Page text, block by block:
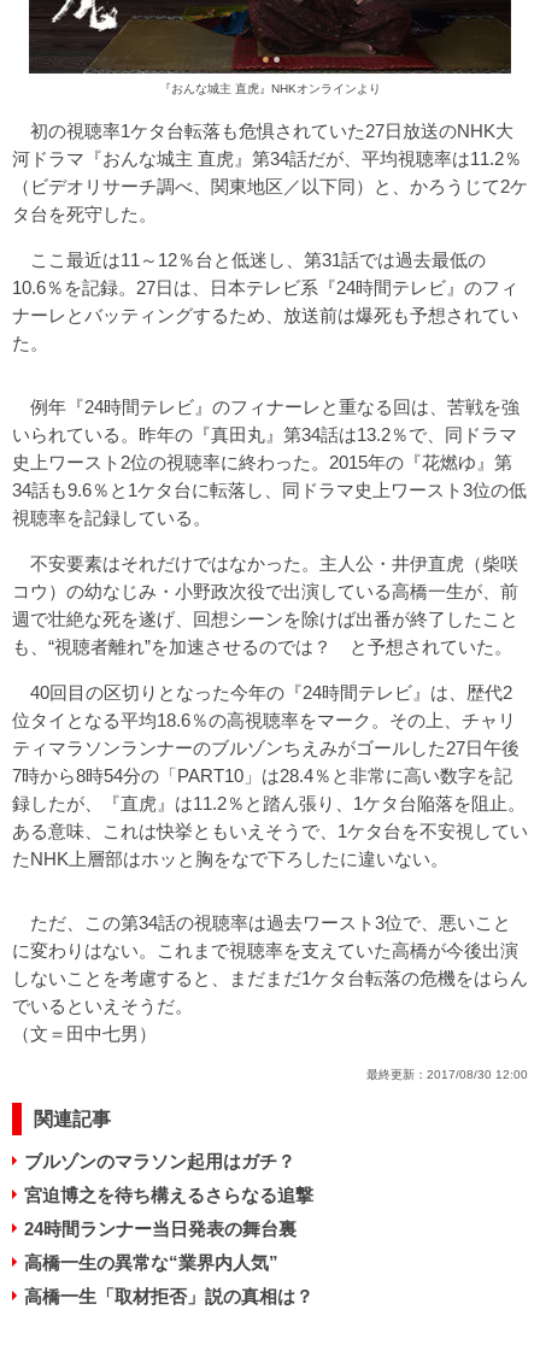
『おんな城主 直虎』NHKオンラインより
初の視聴率1ケタ台転落も危惧されていた27日放送のNHK大
河ドラマ『おんな城主 直虎』第34話だが、平均視聴率は11.2％
（ビデオリサーチ調べ、関東地区／以下同）と、かろうじて2ケ
タ台を死守した。
ここ最近は11～12％台と低迷し、第31話では過去最低の
10.6％を記録。27日は、日本テレビ系『24時間テレビ』のフィ
ナーレとバッティングするため、放送前は爆死も予想されてい
た。
例年『24時間テレビ』のフィナーレと重なる回は、苦戦を強
いられている。昨年の『真田丸』第34話は13.2％で、同ドラマ
史上ワースト2位の視聴率に終わった。2015年の『花燃ゆ』第
34話も9.6％と1ケタ台に転落し、同ドラマ史上ワースト3位の低
視聴率を記録している。
不安要素はそれだけではなかった。主人公・井伊直虎（柴咲
コウ）の幼なじみ・小野政次役で出演している高橋一生が、前
週で壮絶な死を遂げ、回想シーンを除けば出番が終了したこと
も、“視聴者離れ”を加速させるのでは？ と予想されていた。
40回目の区切りとなった今年の『24時間テレビ』は、歴代2
位タイとなる平均18.6％の高視聴率をマーク。その上、チャリ
ティマラソンランナーのブルゾンちえみがゴールした27日午後
7時から8時54分の「PART10」は28.4％と非常に高い数字を記
録したが、『直虎』は11.2％と踏ん張り、1ケタ台陥落を阻止。
ある意味、これは快挙ともいえそうで、1ケタ台を不安視してい
たNHK上層部はホッと胸をなで下ろしたに違いない。
ただ、この第34話の視聴率は過去ワースト3位で、悪いこと
に変わりはない。これまで視聴率を支えていた高橋が今後出演
しないことを考慮すると、まだまだ1ケタ台転落の危機をはらん
でいるといえそうだ。
（文＝田中七男）
最終更新： 2017/08/30 12:00
関連記事
ブルゾンのマラソン起用はガチ？
宮迫博之を待ち構えるさらなる追撃
24時間ランナー当日発表の舞台裏
高橋一生の異常な“業界内人気”
高橋一生「取材拒否」説の真相は？